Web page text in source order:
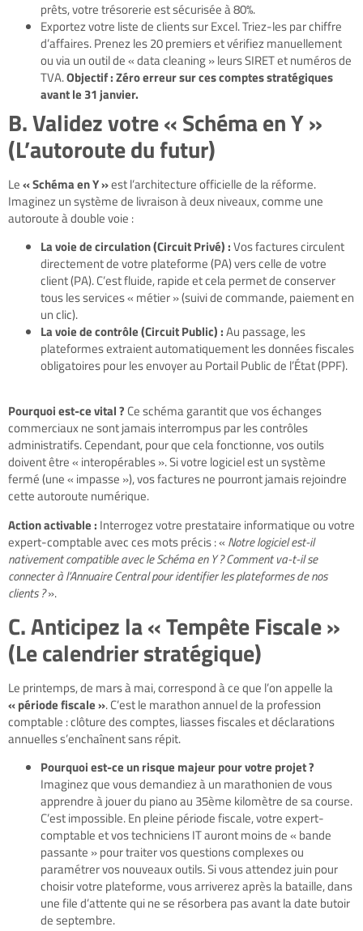
prêts, votre trésorerie est sécurisée à 80%.
Exportez votre liste de clients sur Excel. Triez-les par chiffre
d’affaires. Prenez les 20 premiers et vérifiez manuellement
ou via un outil de « data cleaning » leurs SIRET et numéros de
TVA.Objectif : Zéro erreur sur ces comptes stratégiques
avant le 31 janvier.
B. Validez votre « Schéma en Y »
(L’autoroute du futur)
Le« Schéma en Y »est l’architecture officielle de la réforme.
Imaginez un système de livraison à deux niveaux, comme une
autoroute à double voie :
La voie de circulation (Circuit Privé) :Vos factures circulent
directement de votre plateforme (PA) vers celle de votre
client (PA). C’est fluide, rapide et cela permet de conserver
tous les services « métier » (suivi de commande, paiement en
un clic).
La voie de contrôle (Circuit Public) :Au passage, les
plateformes extraient automatiquement les données fiscales
obligatoires pour les envoyer au Portail Public de l’État (PPF).
Pourquoi est-ce vital ? Ce schéma garantit que vos échanges
commerciaux ne sont jamais interrompus par les contrôles
administratifs. Cependant, pour que cela fonctionne, vos outils
doivent être « interopérables ». Si votre logiciel est un système
fermé (une « impasse »), vos factures ne pourront jamais rejoindre
cette autoroute numérique.
Action activable : Interrogez votre prestataire informatique ou votre
expert-comptable avec ces mots précis : « Notre logiciel est-il
nativement compatible avec le Schéma en Y ? Comment va-t-il se
connecter à l’Annuaire Central pour identifier les plateformes de nos
clients ?».
C. Anticipez la « Tempête Fiscale »
(Le calendrier stratégique)
Le printemps, de mars à mai, correspond à ce que l’on appelle la
« période fiscale ». C’est le marathon annuel de la profession
comptable : clôture des comptes, liasses fiscales et déclarations
annuelles s’enchaînent sans répit.
Pourquoi est-ce un risque majeur pour votre projet ?
Imaginez que vous demandiez à un marathonien de vous
apprendre à jouer du piano au 35ème kilomètre de sa course.
C’est impossible. En pleine période fiscale, votre expert-
comptable et vos techniciens IT auront moins de « bande
passante » pour traiter vos questions complexes ou
paramétrer vos nouveaux outils. Si vous attendez juin pour
choisir votre plateforme, vous arriverez après la bataille, dans
une file d’attente qui ne se résorbera pas avant la date butoir
de septembre.